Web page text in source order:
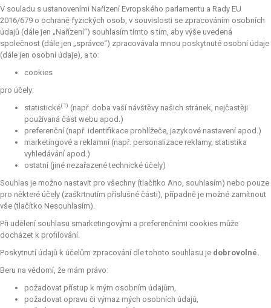
V souladu s ustanoveními Nařízení Evropského parlamentu a Rady EU
2016/679 o ochraně fyzických osob, v souvislosti se zpracováním osobních
údajů (dále jen „Nařízení“) souhlasím tímto s tím, aby výše uvedená
společnost (dále jen „správce“) zpracovávala mnou poskytnuté osobní údaje
(dále jen osobní údaje), a to:
cookies
pro účely:
statistické(1) (např. doba vaší návštěvy našich stránek, nejčastěji
používaná část webu apod.)
preferenční (např. identifikace prohlížeče, jazykové nastavení apod.)
marketingové a reklamní (např. personalizace reklamy, statistika
vyhledávání apod.)
ostatní (jiné nezařazené technické účely)
Souhlas je možno nastavit pro všechny (tlačítko Ano, souhlasím) nebo pouze
pro některé účely (zaškrtnutím příslušné části), případně je možné zamítnout
vše (tlačítko Nesouhlasím).
Při udělení souhlasu smarketingovými a preferenčními cookies může
docházet k profilování.
Poskytnutí údajů k účelům zpracování dle tohoto souhlasu je dobrovolné.
Beru na vědomí, že mám právo:
požadovat přístup k mým osobním údajům,
požadovat opravu či výmaz mých osobních údajů,